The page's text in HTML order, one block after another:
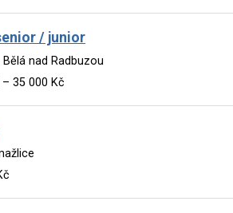
/ junior
Bělá nad Radbuzou
35 000 Kč